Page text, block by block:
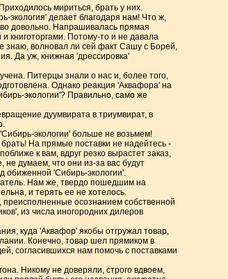
мириться, брать у них.
делает благодаря нам! Что ж,
довольно. Напрашивалась прямая
книготоргами. Потому-то и не давала
знаю, волновал ли сей факт Сашу с Борей,
Да уж, книжная 'дрессировка'
Питерцы знали о нас и, более того,
Однако реакция 'Аквафора' на
экологии'? Правильно, само же
дуумвирата в триумвират, в
экологии' больше не возьмем!
На прямые поставки не надейтесь -
к вам, вдруг резко вырастет заказ,
не думаем, что они из-за вас будут
обиженной 'Сибирь-экологии'.
Нам же, твердо пошедшим на
и терять ее не хотелось.
осознанием собственной
из числа иногородних дилеров
куда 'Аквафор' якобы отгружал товар,
Конечно, товар шел прямиком в
согласившихся нам помочь с поставками
Никому не доверяли, строго вдвоем,